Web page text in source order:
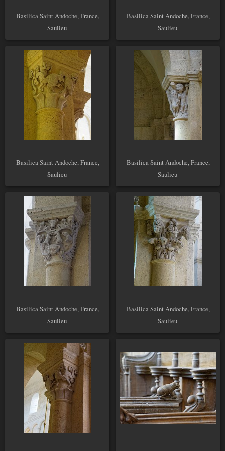
Basilica Saint Andoche, France,
Saulieu
Basilica Saint Andoche, France,
Saulieu
Basilica Saint Andoche, France,
Saulieu
Basilica Saint Andoche, France,
Saulieu
Basilica Saint Andoche, France,
Saulieu
Basilica Saint Andoche, France,
Saulieu